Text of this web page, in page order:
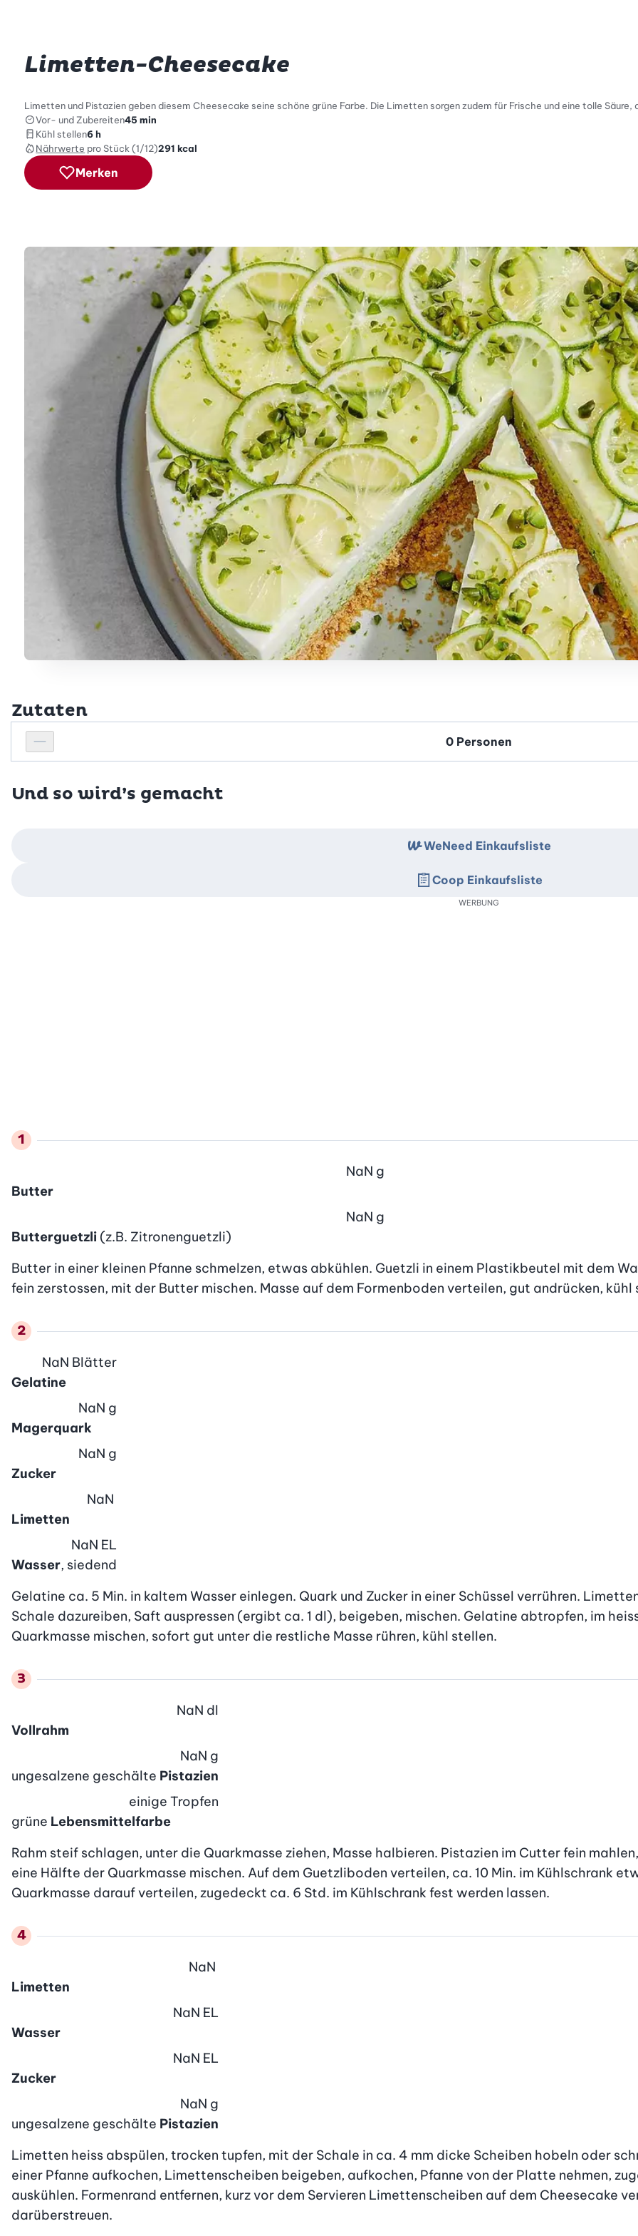
Limetten-Cheesecake
Limetten und Pistazien geben diesem Cheesecake seine schöne grüne Farbe. Die Limetten sorgen zudem für Frische und eine tolle
Vor- und Zubereiten45 min
Kühl stellen6 h
Nährwerte pro Stück (1/12)291 kcal
Merken
Zutaten
Personenanzahl verringern
Personenanzahl
Und so wird’s gemacht
Butter
NaN g
Butterguetzli (z.B. Zitronenguetzli)
NaN g
Butter in einer kleinen Pfanne schmelzen, etwas abkühlen. Guetzli in einem Plastikbeutel mit dem
fein zerstossen, mit der Butter mischen. Masse auf dem Formenboden verteilen, gut andrücken, kühl
Gelatine
NaN Blätter
Magerquark
NaN g
Zucker
NaN g
Limetten
NaN
Wasser, siedend
NaN EL
Gelatine ca. 5 Min. in kaltem Wasser einlegen. Quark und Zucker in einer Schüssel verrühren.
Schale dazureiben, Saft auspressen (ergibt ca. 1 dl), beigeben, mischen. Gelatine abtropfen, im
Quarkmasse mischen, sofort gut unter die restliche Masse rühren, kühl stellen.
Vollrahm
NaN dl
ungesalzene geschälte Pistazien
NaN g
grüne Lebensmittelfarbe
einige Tropfen
Rahm steif schlagen, unter die Quarkmasse ziehen, Masse halbieren. Pistazien im Cutter fein
eine Hälfte der Quarkmasse mischen. Auf dem Guetzliboden verteilen, ca. 10 Min. im Kühlschrank
Quarkmasse darauf verteilen, zugedeckt ca. 6 Std. im Kühlschrank fest werden lassen.
Limetten
NaN
Wasser
NaN EL
Zucker
NaN EL
ungesalzene geschälte Pistazien
NaN g
Limetten heiss abspülen, trocken tupfen, mit der Schale in ca. 4 mm dicke Scheiben hobeln oder
einer Pfanne aufkochen, Limettenscheiben beigeben, aufkochen, Pfanne von der Platte nehmen,
auskühlen. Formenrand entfernen, kurz vor dem Servieren Limettenscheiben auf dem Cheesecake
darüberstreuen.
WeNeed Einkaufsliste
Coop Einkaufsliste
WERBUNG